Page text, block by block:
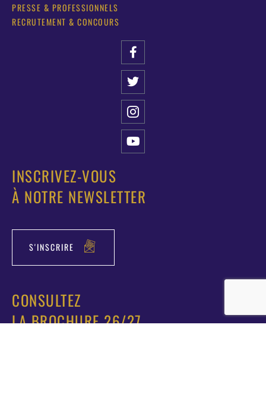
PRESSE & PROFESSIONNELS
RECRUTEMENT & CONCOURS
INSCRIVEZ-VOUS
À NOTRE NEWSLETTER
S'INSCRIRE
CONSULTEZ
LA BROCHURE 26/27